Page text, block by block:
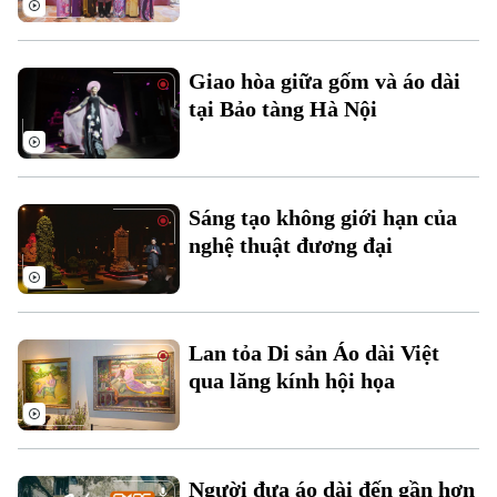
Theo dõi Hà Nội On
Giao hòa giữa gốm và áo dài
tại Bảo tàng Hà Nội
Sáng tạo không giới hạn của
nghệ thuật đương đại
Lan tỏa Di sản Áo dài Việt
qua lăng kính hội họa
Người đưa áo dài đến gần hơn